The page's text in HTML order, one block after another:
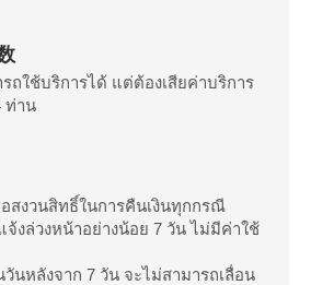
ถใช้บริการได้ แต่ต้องเสียค่าบริการ
ท่าน
สงวนสิทธิ์ในการคืนเงินทุกกรณี
งล่วงหน้าอย่างน้อย 7 วัน ไม่มีค่าใช้
นหลังจาก 7 วัน จะไม่สามารถเลื่อน